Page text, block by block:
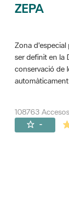
ZEPA
Zona d'especial
ser definit en la
conservació de
108763 Accesos
-